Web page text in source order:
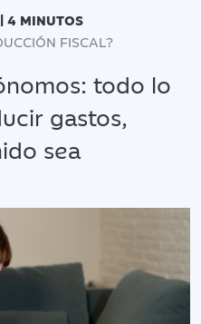
MINUTOS
FISCAL?
todo lo
gastos,
sea